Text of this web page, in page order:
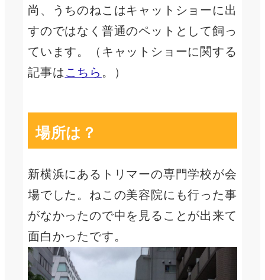
尚、うちのねこはキャットショーに出
すのではなく普通のペットとして飼っ
ています。（キャットショーに関する
記事は こちら 。）
場所は？
新横浜にあるトリマーの専門学校が会
場でした。ねこの美容院にも行った事
がなかったので中を見ることが出来て
面白かったです。